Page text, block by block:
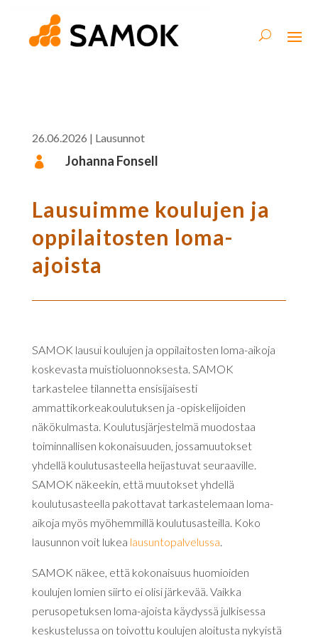
26.06.2026 | Lausunnot
 Johanna Fonsell
Lausuimme koulujen ja
oppilaitosten loma-
ajoista
SAMOK lausui koulujen ja oppilaitosten loma-aikoja
koskevasta muistioluonnoksesta. SAMOK
tarkastelee tilannetta ensisijaisesti
ammattikorkeakoulutuksen ja -opiskelijoiden
näkökulmasta. Koulutusjärjestelmä muodostaa
toiminnallisen kokonaisuuden, jossamuutokset
yhdellä koulutusasteella heijastuvat seuraaville.
SAMOK näkeekin, että muutokset yhdellä
koulutusasteella pakottavat tarkastelemaan loma-
aikoja myös myöhemmillä koulutusasteilla. Koko
lausunnon voit lukea lausuntopalvelussa.
SAMOK näkee, että kokonaisuus huomioiden
koulujen lomien siirto ei olisi järkevää. Vaikka
perusopetuksen loma-ajoista käydyssä julkisessa
keskustelussa on toivottu koulujen aloitusta nykyistä